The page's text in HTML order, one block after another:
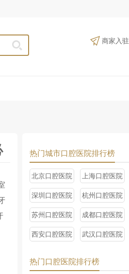
商家入驻
热门城市口腔医院排行榜
北京口腔医院 上海口腔医院
深圳口腔医院 杭州口腔医院
苏州口腔医院 成都口腔医院
西安口腔医院 武汉口腔医院
热门口腔医院排行榜